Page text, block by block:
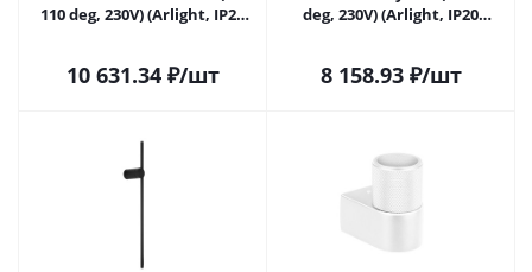
110 deg, 230V) (Arlight, IP20
10 631.34₽/шт
deg, 230V) (Arlight, IP20
8 158.93₽/шт